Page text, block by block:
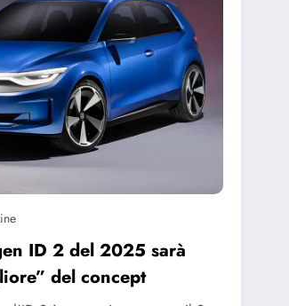
ID 2 del 2025 sarà
del concept